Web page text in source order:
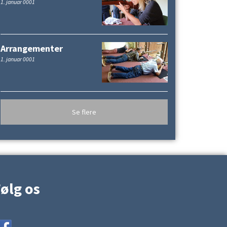
1. januar 0001
Arrangementer
1. januar 0001
Se flere
os